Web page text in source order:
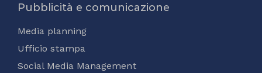
Pubblicità e comunicazione
Media planning
Ufficio stampa
Social Media Management